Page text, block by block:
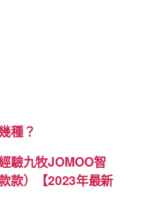
種？
驗九牧JOMOO智
款）【2023年最新